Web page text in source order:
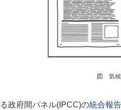
図 気候
政府間パネル(IPCC)の統合報